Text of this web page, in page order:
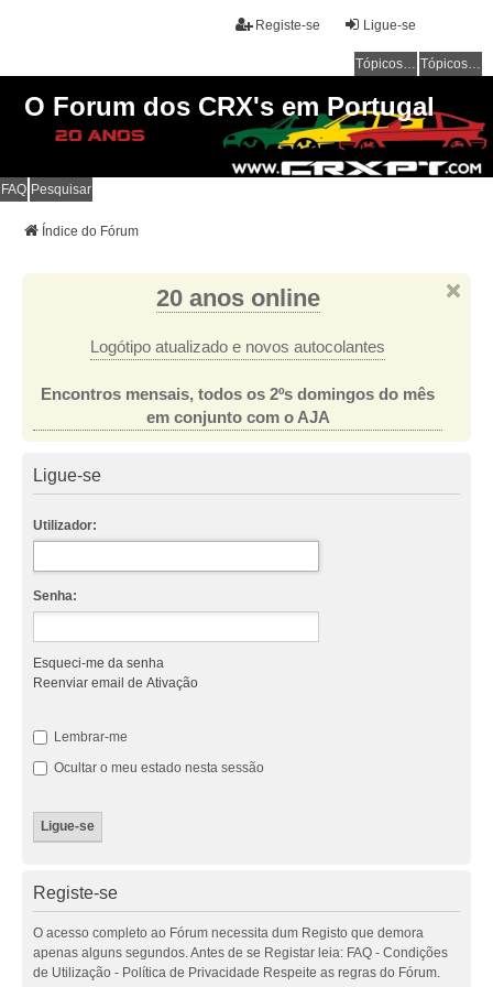
Ligue-se
Registe-se
Tópicos sem resposta Tópicos ativos
O Forum dos CRX's em Portugal
FAQ Pesquisar
Índice do Fórum
20 anos online
Logótipo atualizado e novos autocolantes
Encontros mensais, todos os 2ºs domingos do mês
em conjunto com o AJA
Ligue-se
Utilizador:
Senha:
Esqueci-me da senha
Reenviar email de Ativação
Lembrar-me
Ocultar o meu estado nesta sessão
Registe-se
O acesso completo ao Fórum necessita dum Registo que demora
apenas alguns segundos. Antes de se Registar leia: FAQ - Condições
de Utilização - Política de Privacidade Respeite as regras do Fórum.